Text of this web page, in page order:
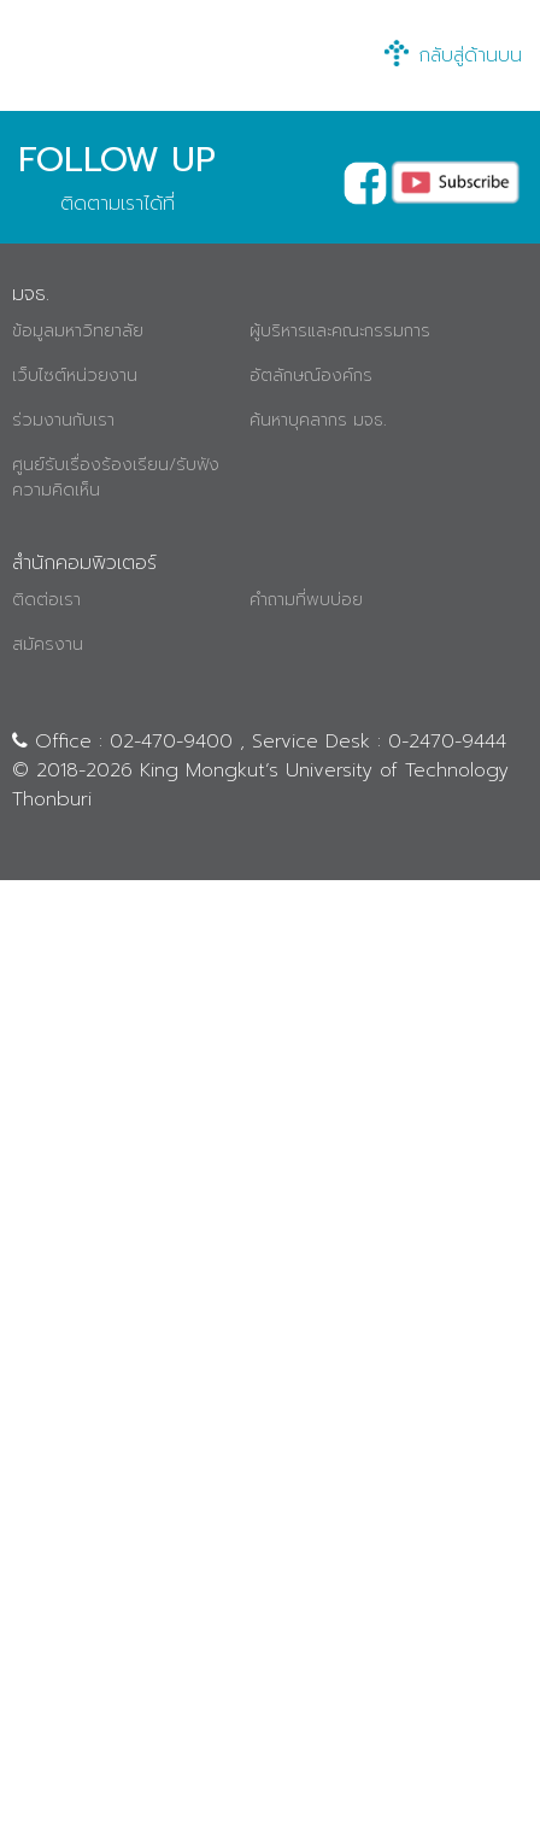
กลับสู่ด้านบน
FOLLOW UP
ติดตามเราได้ที่
มจธ.
ข้อมูลมหาวิทยาลัย
ผู้บริหารและคณะกรรมการ
เว็บไซต์หน่วยงาน
อัตลักษณ์องค์กร
ร่วมงานกับเรา
ค้นหาบุคลากร มจธ.
ศูนย์รับเรื่องร้องเรียน/รับฟัง
ความคิดเห็น
สำนักคอมพิวเตอร์
ติดต่อเรา
คำถามที่พบบ่อย
สมัครงาน
Office : 02-470-9400 , Service Desk : 0-2470-9444
© 2018-2026 King Mongkut’s University of Technology
Thonburi